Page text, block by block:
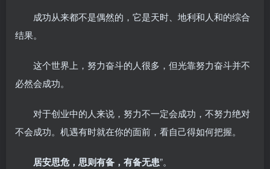
成功从来都不是偶然的，它是天时、地利和人和的综合
结果。
这个世界上，努力奋斗的人很多，但光靠努力奋斗并不
必然会成功。
对于创业中的人来说，努力不一定会成功，不努力绝对
不会成功。机遇有时就在你的面前，看自己得如何把握。
居安思危，思则有备，有备无患”。